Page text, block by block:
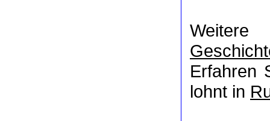
Erfahren
lohnt in